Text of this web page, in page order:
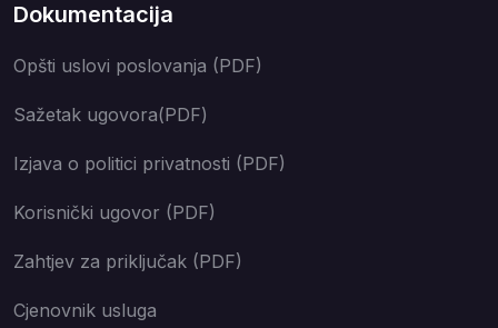
Dokumentacija
Opšti uslovi poslovanja (PDF)
Sažetak ugovora(PDF)
Izjava o politici privatnosti (PDF)
Korisnički ugovor (PDF)
Zahtjev za priključak (PDF)
Cjenovnik usluga